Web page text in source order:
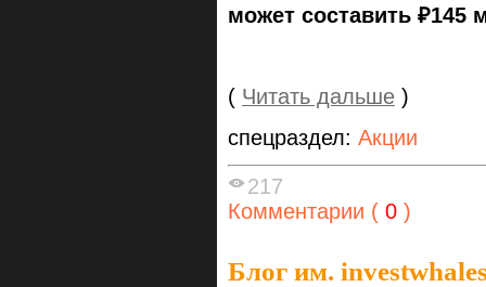
может составить
( Читать дальше )
спецраздел: Акции
217
Комментарии ( 0 )
Блог им.